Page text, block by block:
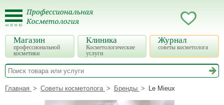
Магазин
профессиональной
косметики
Клиника
Косметологические
услуги
Журнал
советы косметолога
Главная Советы косметолога Бренды Le Mieux